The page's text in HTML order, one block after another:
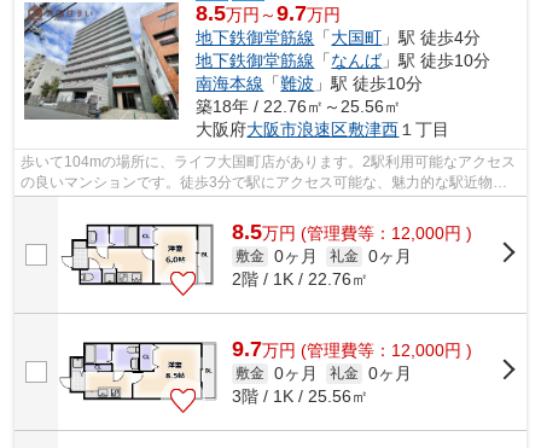
8.5万円～9.7万円
地下鉄御堂筋線 「大国町 」駅 徒歩4分
地下鉄御堂筋線 「なんば」駅 徒歩10分
南海本線 「難波 」駅 徒歩10分
築18年 / 22.76㎡～25.56㎡
大阪府大阪市浪速区敷津西１丁目
歩いて104mの場所に、ライフ大国町店があります。2駅利用可能なアクセス
の良いマンションです。徒歩3分で駅にアクセス可能な、魅力的な駅近物件
8.5万円 (管理費等：12,000円 )
敷金 0ヶ月 礼金 0ヶ月
2階 / 1K / 22.76㎡
9.7万円 (管理費等：12,000円 )
敷金 0ヶ月 礼金 0ヶ月
3階 / 1K / 25.56㎡